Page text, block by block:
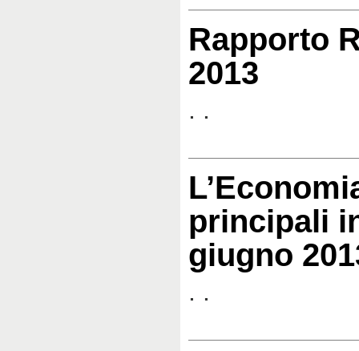
Rapporto
2013
. .
principali
giugno
. .